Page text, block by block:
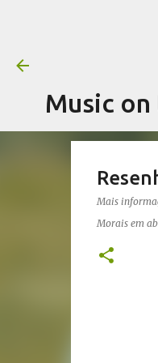
Music on
Mais
Morais em